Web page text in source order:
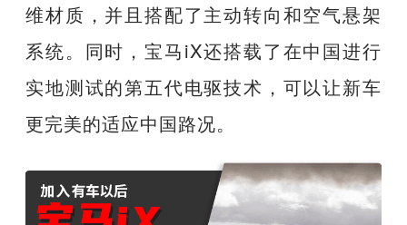
维材质，并且搭配了主动转向和空气悬架
系统。同时，宝马iX还搭载了在中国进行
实地测试的第五代电驱技术，可以让新车
更完美的适应中国路况。